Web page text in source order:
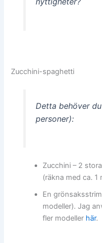
Zucchini-spaghetti
Detta behöver
personer):
Zucchini – 2
(räkna med ca.
En
modeller). Jag
fler modeller här.